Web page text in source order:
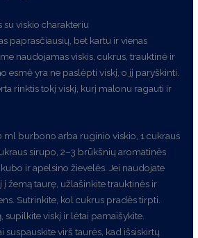
su viskio charakteriu
paprasčiausių, bet kartu ir vienas
naudojamas viskis, cukrus, trauktinė ir
esmė yra ne paslėpti viskį, o jį paryškinti.
rinktis tokį viskį, kurį malonu ragauti ir
ml burbono arba ruginio viskio, 1 cukraus
sirupo, 2–3 brūkšnių aromatinės
ir apelsino žievelės. Jei naudojate
žemą taurę, užlašinkite trauktinės ir
Sutrinkite, kol cukrus pradės tirpti.
viskį ir lėtai pamaišykite.
suspauskite virš taurės, kad išsiskirtų